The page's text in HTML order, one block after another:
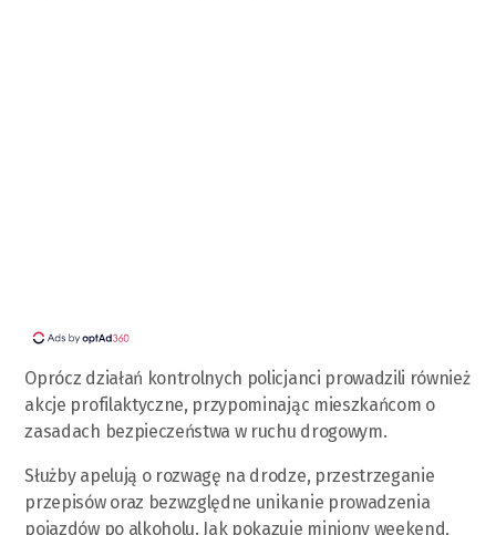
Oprócz działań kontrolnych policjanci prowadzili również
akcje profilaktyczne, przypominając mieszkańcom o
zasadach bezpieczeństwa w ruchu drogowym.
Służby apelują o rozwagę na drodze, przestrzeganie
przepisów oraz bezwzględne unikanie prowadzenia
pojazdów po alkoholu. Jak pokazuje miniony weekend,